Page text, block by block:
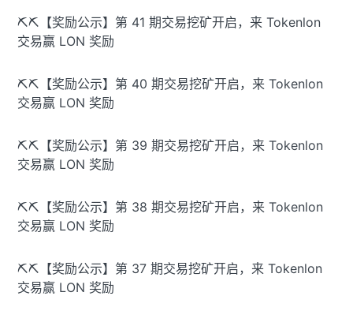
⛏️⛏️【奖励公示】第 41 期交易挖矿开启，来 Tokenlon
交易赢 LON 奖励
⛏️⛏️【奖励公示】第 40 期交易挖矿开启，来 Tokenlon
交易赢 LON 奖励
⛏️⛏️【奖励公示】第 39 期交易挖矿开启，来 Tokenlon
交易赢 LON 奖励
⛏️⛏️【奖励公示】第 38 期交易挖矿开启，来 Tokenlon
交易赢 LON 奖励
⛏️⛏️【奖励公示】第 37 期交易挖矿开启，来 Tokenlon
交易赢 LON 奖励